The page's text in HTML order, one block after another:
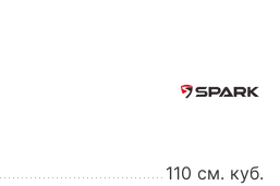
110 см. куб.